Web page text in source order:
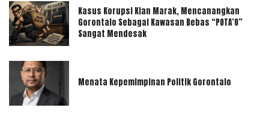
Kasus Korupsi Kian Marak, Mencanangkan
Gorontalo Sebagai Kawasan Bebas “POTA’O”
Sangat Mendesak
Menata Kepemimpinan Politik Gorontalo